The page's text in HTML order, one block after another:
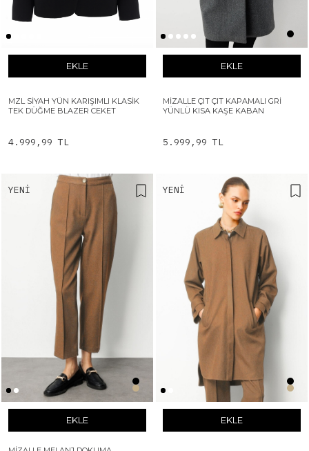
EKLE
MZL SIYAH YÜN KARIŞIMLI KLASIK
TEK DÜĞME BLAZER CEKET
4.999,99 TL
EKLE
MIZALLE ÇIT ÇIT KAPAMALI GRI
YÜNLÜ KISA KAŞE KABAN
5.999,99 TL
YENI
EKLE
YENI
EKLE